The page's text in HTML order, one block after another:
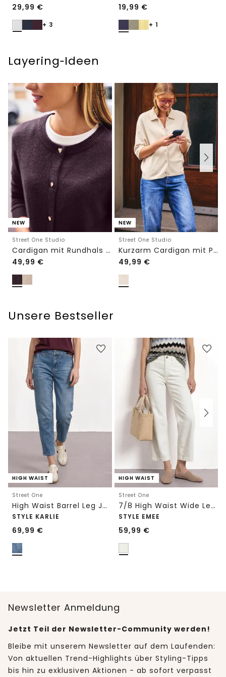
29,99 €
+ 3
19,99 €
+ 1
Layering‑Ideen
NEW
Street One Studio
Cardigan mit Rundhals und Knöpfen
49,99 €
NEW
Street One Studio
Kurzarm Cardigan mit Polokragen
49,99 €
Unsere Bestseller
HIGH WAIST
Street One
High Waist Barrel Leg Jeans im Loose Fit
STYLE KARLIE
69,99 €
HIGH WAIST
Street One
7/8 High Waist Wide Leg Jeans im Loose Fit
STYLE EMEE
59,99 €
Newsletter Anmeldung
Jetzt Teil der Newsletter-Community werden!
Bleibe mit unserem Newsletter auf dem Laufenden:
Von aktuellen Trend-Highlights über Styling-Tipps
bis hin zu exklusiven Aktionen - ab sofort verpasst